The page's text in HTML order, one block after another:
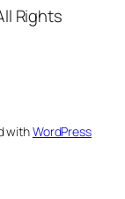
Rights
withWordPress